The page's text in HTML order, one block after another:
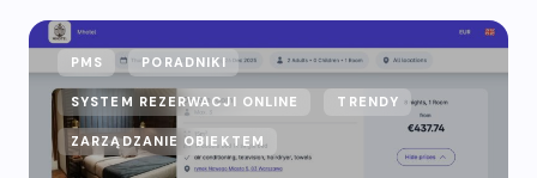
PMS PORADNIKI
SYSTEM REZERWACJI ONLINE TRENDY
ZARZĄDZANIE OBIEKTEM